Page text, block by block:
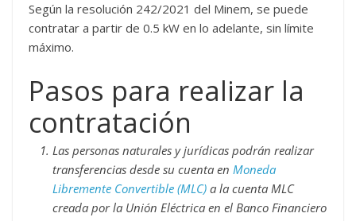
Según la resolución 242/2021 del Minem, se puede
contratar a partir de 0.5 kW en lo adelante, sin límite
máximo.
Pasos para realizar la
contratación
Las personas naturales y jurídicas podrán realizar
transferencias desde su cuenta en Moneda
Libremente Convertible (MLC) a la cuenta MLC
creada por la Unión Eléctrica en el Banco Financiero